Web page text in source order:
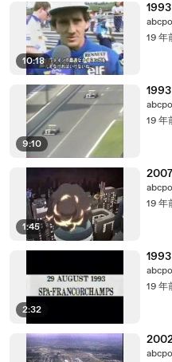
10:18
19 年
9:10
19 年
1:45
19 年
2:32
19 年